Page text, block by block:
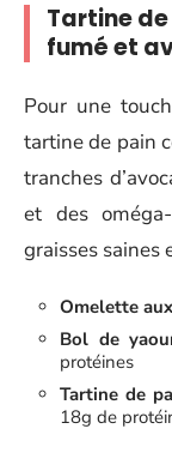
Tartine
fumé et
Pour une
tartine de pain
tranches
et des
graisses saines
Omelette
Bol de
protéines
Tartine de
18g de